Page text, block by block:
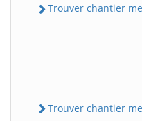
Trouver chantier
Trouver chantier